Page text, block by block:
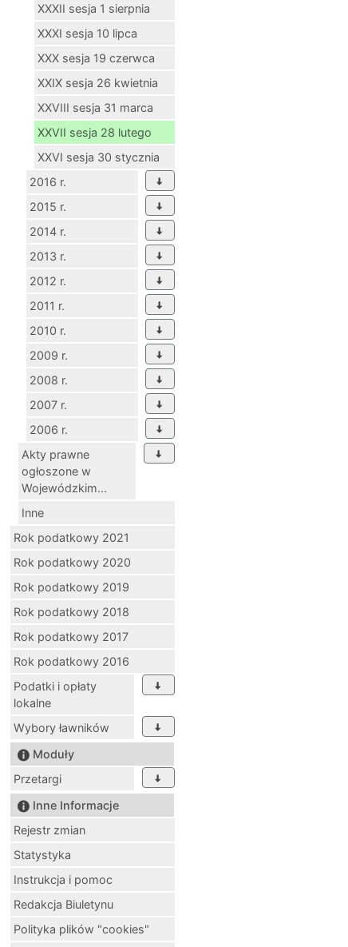
XXXII sesja 1 sierpnia
XXXI sesja 10 lipca
XXX sesja 19 czerwca
XXIX sesja 26 kwietnia
XXVIII sesja 31 marca
XXVII sesja 28 lutego
XXVI sesja 30 stycznia
2016 r.
2015 r.
2014 r.
2013 r.
2012 r.
2011 r.
2010 r.
2009 r.
2008 r.
2007 r.
2006 r.
Akty prawne
ogłoszone w
Wojewódzkim...
Inne
Rok podatkowy 2021
Rok podatkowy 2020
Rok podatkowy 2019
Rok podatkowy 2018
Rok podatkowy 2017
Rok podatkowy 2016
Podatki i opłaty
lokalne
Wybory ławników
Moduły
Przetargi
Inne Informacje
Rejestr zmian
Statystyka
Instrukcja i pomoc
Redakcja Biuletynu
Polityka plików "cookies"